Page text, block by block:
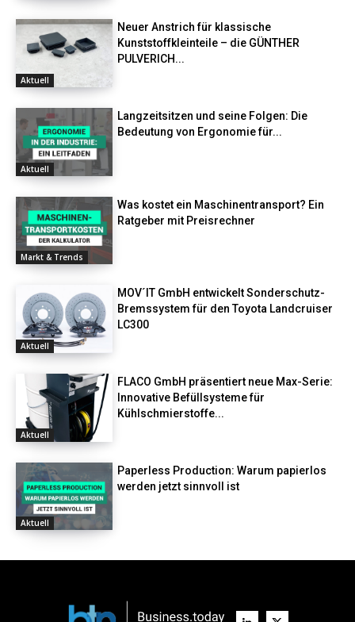
Aktuell
Neuer Anstrich für klassische
Kunststoffkleinteile – die GÜNTHER
PULVERICH...
Aktuell
Langzeitsitzen und seine Folgen: Die
Bedeutung von Ergonomie für...
Markt & Trends
Was kostet ein Maschinentransport? Ein
Ratgeber mit Preisrechner
Aktuell
MOV´IT GmbH entwickelt Sonderschutz-
Bremssystem für den Toyota Landcruiser
LC300
Aktuell
FLACO GmbH präsentiert neue Max-Serie:
Innovative Befüllsysteme für
Kühlschmierstoffe...
Aktuell
Paperless Production: Warum papierlos
werden jetzt sinnvoll ist